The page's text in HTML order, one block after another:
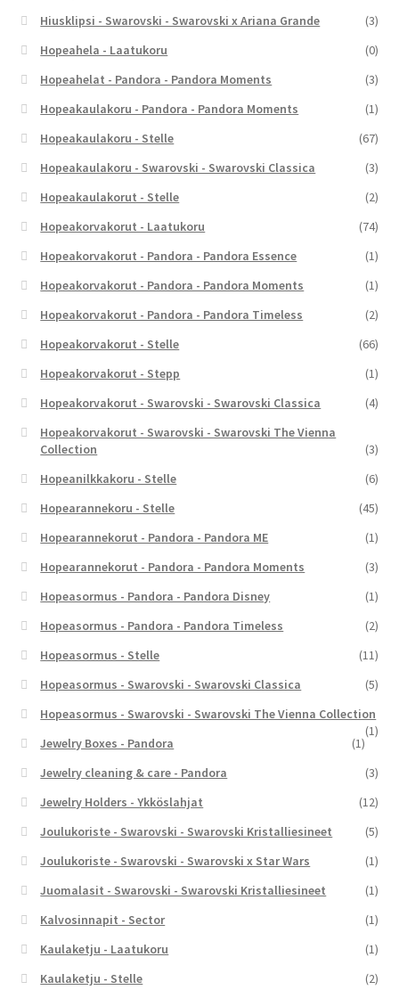
Hiusklipsi - Swarovski - Swarovski x Ariana Grande
(3)
Hopeahela - Laatukoru
(0)
Hopeahelat - Pandora - Pandora Moments
(3)
Hopeakaulakoru - Pandora - Pandora Moments
(1)
Hopeakaulakoru - Stelle
(67)
Hopeakaulakoru - Swarovski - Swarovski Classica
(3)
Hopeakaulakorut - Stelle
(2)
Hopeakorvakorut - Laatukoru
(74)
Hopeakorvakorut - Pandora - Pandora Essence
(1)
Hopeakorvakorut - Pandora - Pandora Moments
(1)
Hopeakorvakorut - Pandora - Pandora Timeless
(2)
Hopeakorvakorut - Stelle
(66)
Hopeakorvakorut - Stepp
(1)
Hopeakorvakorut - Swarovski - Swarovski Classica
(4)
Hopeakorvakorut - Swarovski - Swarovski The Vienna
Collection
(3)
Hopeanilkkakoru - Stelle
(6)
Hopearannekoru - Stelle
(45)
Hopearannekorut - Pandora - Pandora ME
(1)
Hopearannekorut - Pandora - Pandora Moments
(3)
Hopeasormus - Pandora - Pandora Disney
(1)
Hopeasormus - Pandora - Pandora Timeless
(2)
Hopeasormus - Stelle
(11)
Hopeasormus - Swarovski - Swarovski Classica
(5)
Hopeasormus - Swarovski - Swarovski The Vienna Collection
(1)
Jewelry Boxes - Pandora
(1)
Jewelry cleaning & care - Pandora
(3)
Jewelry Holders - Ykköslahjat
(12)
Joulukoriste - Swarovski - Swarovski Kristalliesineet
(5)
Joulukoriste - Swarovski - Swarovski x Star Wars
(1)
Juomalasit - Swarovski - Swarovski Kristalliesineet
(1)
Kalvosinnapit - Sector
(1)
Kaulaketju - Laatukoru
(1)
Kaulaketju - Stelle
(2)